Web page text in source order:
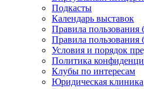
Подкасты
Календарь выставок
Правила пользования
Правила пользования
Условия и порядок
Политика
Клубы по интересам
Юридическая клиника